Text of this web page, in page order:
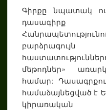
Գիրքը նպատակ
դասագիրք
մեթոդներ»
համար:
համաձայնեցված է
կիրառական